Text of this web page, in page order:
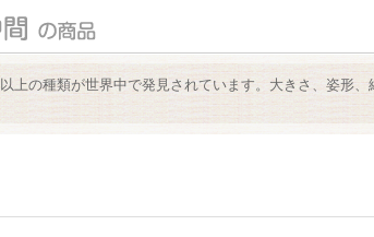
上の種類が世界中で発見されています。大きさ、姿形